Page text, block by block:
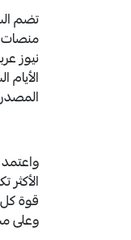
تضم
نيوز
قوة
وعلى